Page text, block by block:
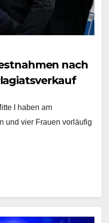
nach
I haben am
und vier Frauen vorläufig